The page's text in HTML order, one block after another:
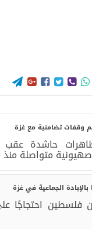
     
وقفات تضامنية مع غزة
حاشدة عقب
متواصلة منذ 18 شهرا.
الجماعية في غزة
احتجاجًا